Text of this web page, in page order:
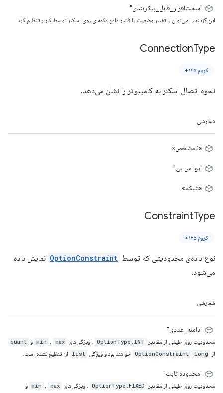
"سخت‌افزار_قابل_پیکربندی"
این گزینه را می‌توان با تغییر وضعیت یا فشار دادن دکمه‌ای روی اسکنر توسط کاربر تنظیم کرد.
ConnectionType
کروم ۱۲۵+
نحوه اتصال اسکنر به کامپیوتر را نشان می‌دهد.
شمارشی
«نامشخص»
"یو اس بی"
«شبکه»
ConstraintType
کروم ۱۲۵+
نوع داده‌ی محدودیتی که توسط OptionConstraint نمایش داده
می‌شود.
شمارشی
"دامنه_عددی"
محدودیت روی طیفی از مقادیر OptionType.INT . ویژگی‌های min ، max و quant
از OptionConstraint long خواهند بود و ویژگی list آن تنظیم نشده است.
"محدوده ثابت"
محدودیت روی طیفی از مقادیر OptionType.FIXED . ویژگی‌های min ، max و